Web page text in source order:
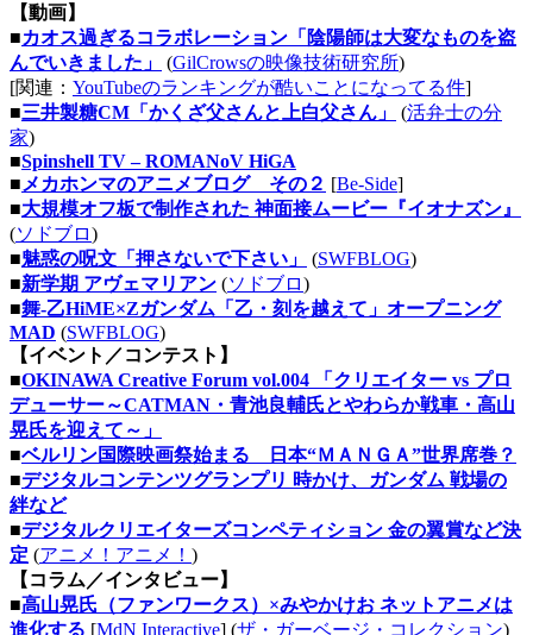
【動画】
■カオス過ぎるコラボレーション「陰陽師は大変なものを盗
んでいきました」
(GilCrowsの映像技術研究所)
[関連： YouTubeのランキングが酷いことになってる件]
■三井製糖CM「かくざ父さんと上白父さん」 (活弁士の分
家)
■Spinshell TV – ROMANoV HiGA
■ メカホンマのアニメブログ その２ [Be-Side]
■大規模オフ板で制作された 神面接ムービー『イオナズン』
(ソドブロ)
■魅惑の呪文「押さないで下さい」 (SWFBLOG)
■新学期 アヴェマリアン (ソドブロ)
■舞-乙HiME×Zガンダム「乙・刻を越えて」オープニング
MAD (SWFBLOG)
【イベント／コンテスト】
■OKINAWA Creative Forum vol.004 「クリエイター vs プロ
デューサー～CATMAN・青池良輔氏とやわらか戦車・高山
晃氏を迎えて～」
■ベルリン国際映画祭始まる 日本“ＭＡＮＧＡ”世界席巻？
■デジタルコンテンツグランプリ 時かけ、ガンダム 戦場の
絆など
■デジタルクリエイターズコンペティション 金の翼賞など決
定 (アニメ！アニメ！ )
【コラム／インタビュー】
■高山晃氏（ファンワークス）×みやかけお ネットアニメは
進化する [MdN Interactive] (ザ・ガーベージ・コレクション)